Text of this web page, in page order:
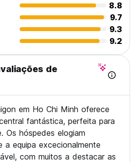
8.8
9.7
9.3
9.2
de
em Ho Chi Minh oferece
fantástica, perfeita para
Os hóspedes elogiam
a equipa excecionalmente
com muitos a destacar as